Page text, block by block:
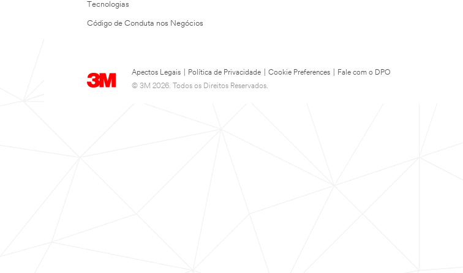
Tecnologias
Código de Conduta nos Negócios
Apectos Legais Política de Privacidade Cookie Preferences
Fale com o DPO
© 3M 2026. Todos os Direitos Reservados.